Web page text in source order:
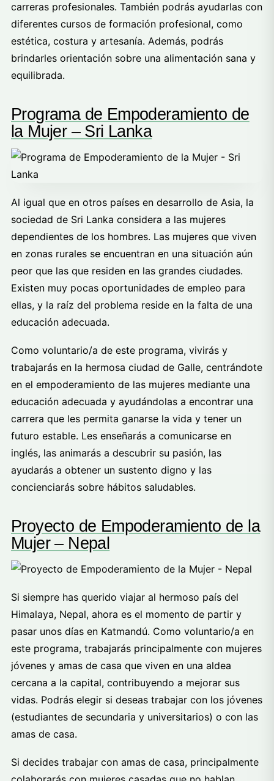
carreras profesionales. También podrás ayudarlas con
diferentes cursos de formación profesional, como
estética, costura y artesanía. Además, podrás
brindarles orientación sobre una alimentación sana y
equilibrada.
Programa de Empoderamiento de
la Mujer – Sri Lanka
Al igual que en otros países en desarrollo de Asia, la
sociedad de Sri Lanka considera a las mujeres
dependientes de los hombres. Las mujeres que viven
en zonas rurales se encuentran en una situación aún
peor que las que residen en las grandes ciudades.
Existen muy pocas oportunidades de empleo para
ellas, y la raíz del problema reside en la falta de una
educación adecuada.
Como voluntario/a de este programa, vivirás y
trabajarás en la hermosa ciudad de Galle, centrándote
en el empoderamiento de las mujeres mediante una
educación adecuada y ayudándolas a encontrar una
carrera que les permita ganarse la vida y tener un
futuro estable. Les enseñarás a comunicarse en
inglés, las animarás a descubrir su pasión, las
ayudarás a obtener un sustento digno y las
concienciarás sobre hábitos saludables.
Proyecto de Empoderamiento de la
Mujer – Nepal
Si siempre has querido viajar al hermoso país del
Himalaya, Nepal, ahora es el momento de partir y
pasar unos días en Katmandú. Como voluntario/a en
este programa, trabajarás principalmente con mujeres
jóvenes y amas de casa que viven en una aldea
cercana a la capital, contribuyendo a mejorar sus
vidas. Podrás elegir si deseas trabajar con los jóvenes
(estudiantes de secundaria y universitarios) o con las
amas de casa.
Si decides trabajar con amas de casa, principalmente